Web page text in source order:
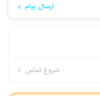
ارسال پیام
شروع تماس